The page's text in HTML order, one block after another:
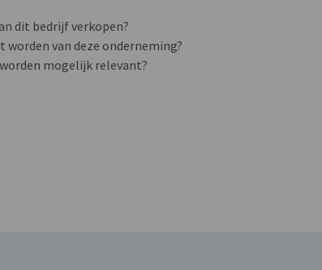
dit bedrijf verkopen?
van deze onderneming?
mogelijk relevant?